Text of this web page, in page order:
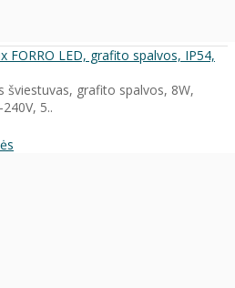
FORRO LED, grafito spalvos, IP54,
šviestuvas, grafito spalvos, 8W,
5..